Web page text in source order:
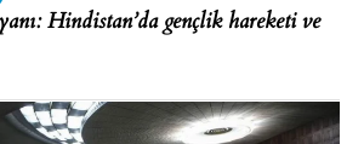
Hindistan’da gençlik hareketi ve